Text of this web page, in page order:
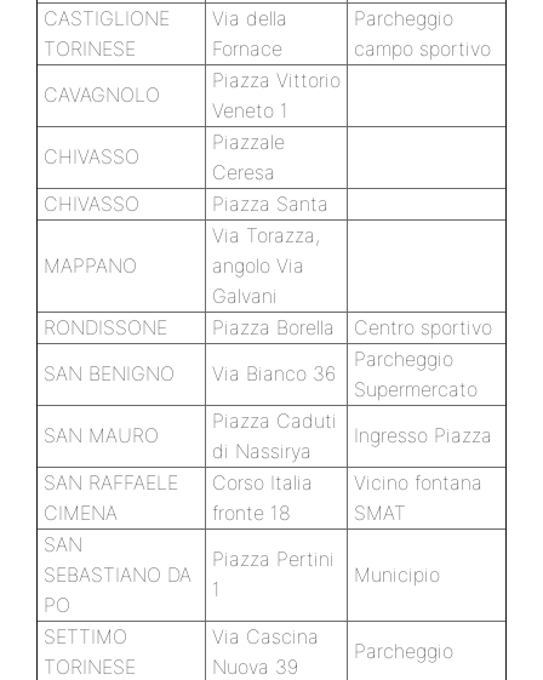
CASTIGLIONE
TORINESE
Via della
Fornace
Parcheggio
campo sportivo
CAVAGNOLO
Piazza Vittorio
Veneto 1
CHIVASSO
Piazzale
Ceresa
CHIVASSO
Piazza Santa
MAPPANO
Via Torazza,
angolo Via
Galvani
RONDISSONE
Piazza Borella
Centro sportivo
SAN BENIGNO
Via Bianco 36
Parcheggio
Supermercato
SAN MAURO
Piazza Caduti
di Nassirya
Ingresso Piazza
SAN RAFFAELE
CIMENA
Corso Italia
fronte 18
Vicino fontana
SMAT
SAN
SEBASTIANO DA
PO
Piazza Pertini
1
Municipio
SETTIMO
TORINESE
Via Cascina
Nuova 39
Parcheggio